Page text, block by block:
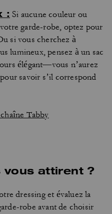
: Si aucune couleur ou
garde-robe, optez pour
si vous cherchez à
lumineux, pensez à un sac
élégant—vous n’aurez
savoir s’il correspond
Tabby
vous attirent ?
dressing et évaluez la
robe avant de choisir